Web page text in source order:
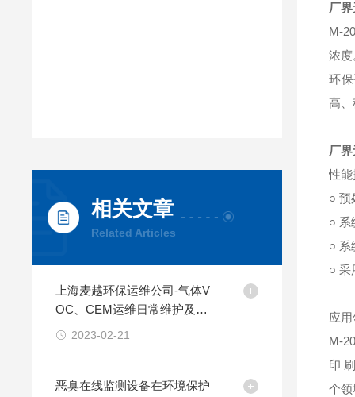
相关文章
Related Articles
上海麦越环保运维公司-气体V
OC、CEM运维日常维护及检
修设备2023-02-21
恶臭在线监测设备在环境保护
厂
M-
浓
环
高
厂
性
○ 预
○ 系
○ 系
○ 采
应
M-
印
个